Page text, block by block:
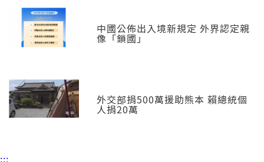
中國公佈出入境新規定 外界認定親
像「鎖國」
外交部捐500萬援助熊本 賴總統個
人捐20萬
:::